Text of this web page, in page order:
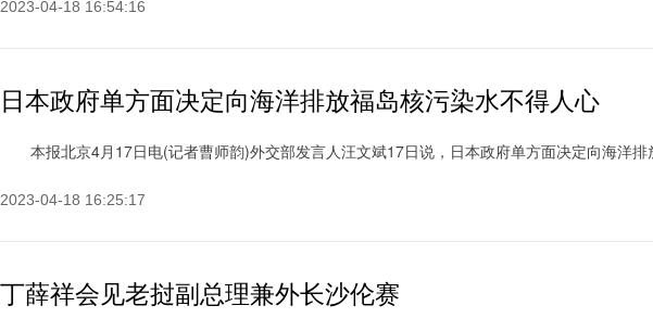
2023-04-18 16:54:16
日本政府单方面决定向海洋排放福岛核污染水不得人心
本报北京4月17日电(记者曹师韵)外交部发言人汪文斌17日说，日本政府单方面决定向海洋排
2023-04-18 16:25:17
丁薛祥会见老挝副总理兼外长沙伦赛